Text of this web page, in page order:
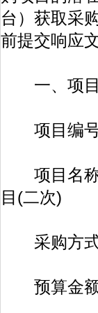
台）获取采
前提交响应文
一、项目
项目编号
项目名称
目(二次)
采购方式
预算金额